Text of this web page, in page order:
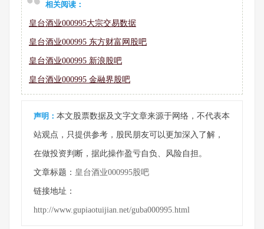
相关阅读：
皇台酒业000995大宗交易数据
皇台酒业000995 东方财富网股吧
皇台酒业000995 新浪股吧
皇台酒业000995 金融界股吧
声明： 本文股票数据及文字文章来源于网络，不代表本
站观点，只提供参考，股民朋友可以更加深入了解，
在做投资判断，据此操作盈亏自负、风险自担。
文章标题： 皇台酒业000995股吧
链接地址：
http://www.gupiaotuijian.net/guba000995.html